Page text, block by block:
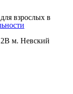
взрослых в
м. Невский